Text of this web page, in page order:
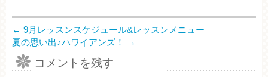
← 9月レッスンスケジュール&レッスンメニュー
夏の思い出♪ハワイアンズ！
→
コメントを残す